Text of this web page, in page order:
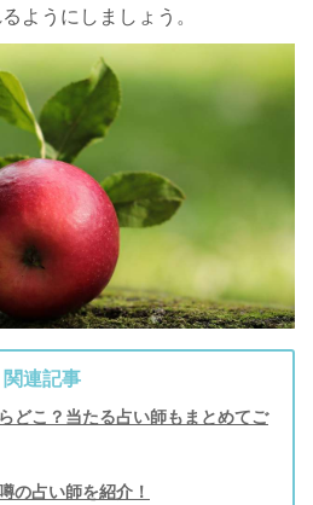
ようにしましょう。
関連記事
どこ？当たる占い師もまとめてご
の占い師を紹介！